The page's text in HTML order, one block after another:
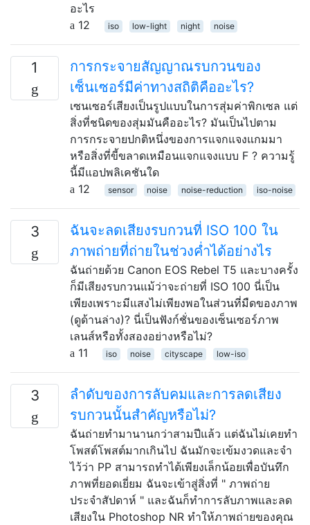
อะไร
12
iso low-light night noise
1
การกระจายสัญญาณรบกวนของ
เซ็นเซอร์มีค่าทางสถิติคืออะไร?
เซนเซอร์เสียงเป็นรูปแบบในการสุ่มค่าพิกเซล แต่
สิ่งที่ชนิดของสุ่มมันคืออะไร? มันเป็นไปตาม
การกระจายปกติหนึ่งของการแจกแจงแกมมา
หรือสิ่งที่ขี้ขลาดเหมือนแจกแจงแบบ F ? ความรู้
นี้มีแอปพลิเคชันใด
12
sensor noise noise-reduction iso-noise
3
ฉันจะลดเสียงรบกวนที่ ISO 100 ใน
ภาพถ่ายที่ถ่ายในช่วงค่ำได้อย่างไร
ฉันถ่ายด้วย Canon EOS Rebel T5 และบางครั้ง
ก็มีเสียงรบกวนแม้ว่าจะถ่ายที่ ISO 100 นี่เป็น
เพียงเพราะมีแสงไม่เพียงพอในส่วนที่มืดของภาพ
(ดูด้านล่าง)? นี่เป็นฟังก์ชั่นของเซ็นเซอร์ภาพ
เลนส์หรือทั้งสองอย่างหรือไม่?
11
iso noise cityscape low-iso
3
ลำดับของการลับคมและการลดเสียง
รบกวนนั้นสำคัญหรือไม่?
ฉันถ่ายทำมานานกว่าสามปีแล้ว แต่ฉันไม่เคยทำ
โพสต์โพสต์มากเกินไป ฉันมักจะเข้มงวดและจำ
ไว้ว่า PP สามารถทำได้เพียงเล็กน้อยเพื่อบันทึก
ภาพที่ยอดเยี่ยม ฉันจะเข้าสู่สิ่งที่ " ภาพถ่าย
ประจำสัปดาห์ " และฉันก็ทำการลับภาพและลด
เสียงใน Photoshop NR ทำให้ภาพถ่ายของคุณ